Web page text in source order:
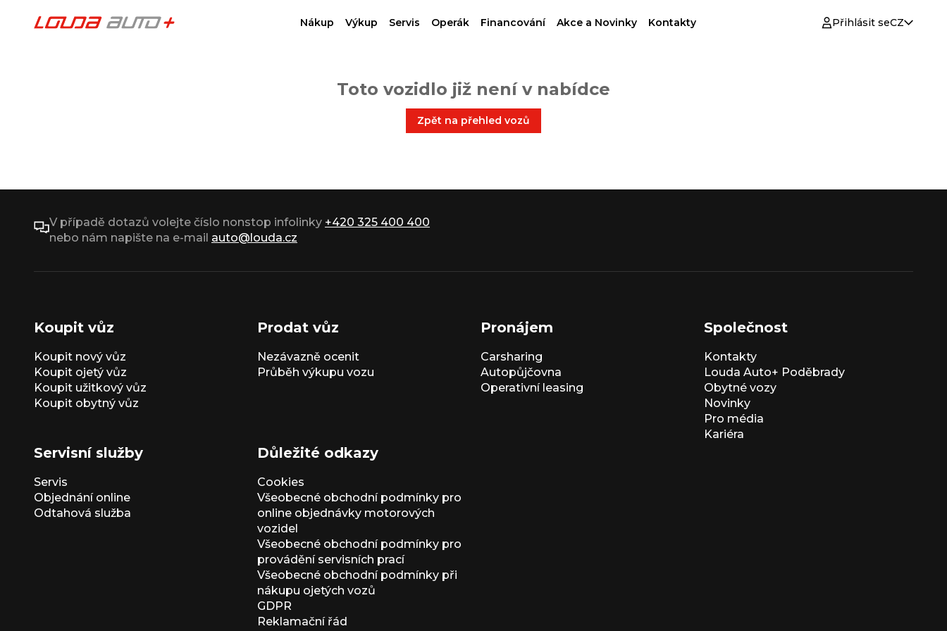
Nákup Výkup Servis Operák Financování Akce a Novinky Kontakty Přihlásit seCZ
Toto vozidlo již není v nabídce
Zpět na přehled vozů
V případě dotazů volejte číslo nonstop infolinky +420 325 400 400
nebo nám napište na e-mail auto@louda.cz
Koupit vůz
Koupit nový vůz
Koupit ojetý vůz
Koupit užitkový vůz
Koupit obytný vůz
Prodat vůz
Nezávazně ocenit
Průběh výkupu vozu
Pronájem
Carsharing
Autopůjčovna
Operativní leasing
Společnost
Kontakty
Louda Auto+ Poděbrady
Obytné vozy
Novinky
Pro média
Kariéra
Servisní služby
Servis
Objednání online
Odtahová služba
Důležité odkazy
Cookies
Všeobecné obchodní podmínky pro
online objednávky motorových
vozidel
Všeobecné obchodní podmínky pro
provádění servisních prací
Všeobecné obchodní podmínky při
nákupu ojetých vozů
GDPR
Reklamační řád